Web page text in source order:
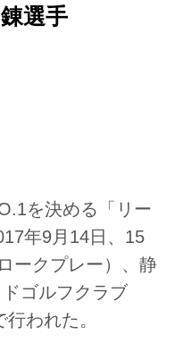
選手
を決める「リー
年9月14日、15
ークプレー）、静
ゴルフクラブ
われた。